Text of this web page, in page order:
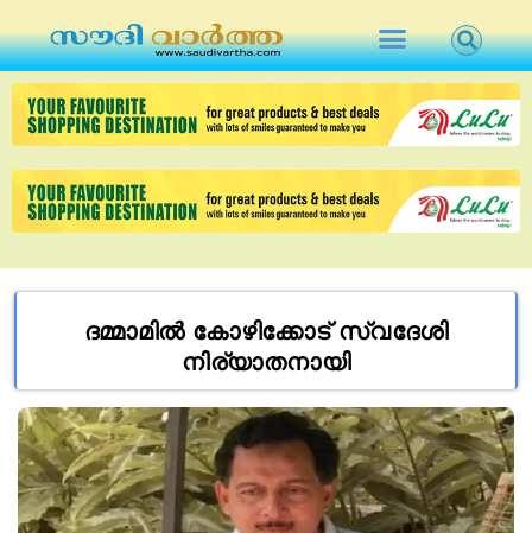
ദമ്മാമിൽ കോഴിക്കോട് സ്വദേശി
നിര്യാതനായി